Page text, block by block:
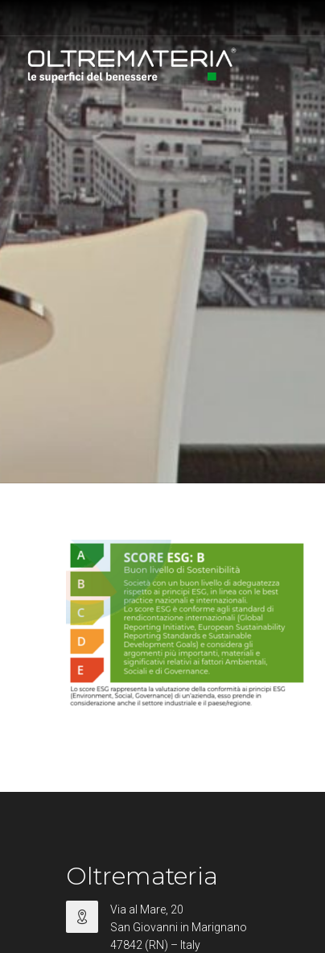
Oltremateria
Via al Mare, 20
San Giovanni in Marignano
47842 (RN) – Italy